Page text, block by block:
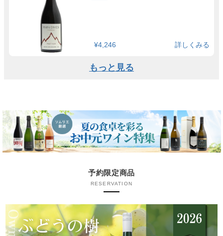
¥4,246 詳しくみる
もっと見る
予約限定商品
RESERVATION